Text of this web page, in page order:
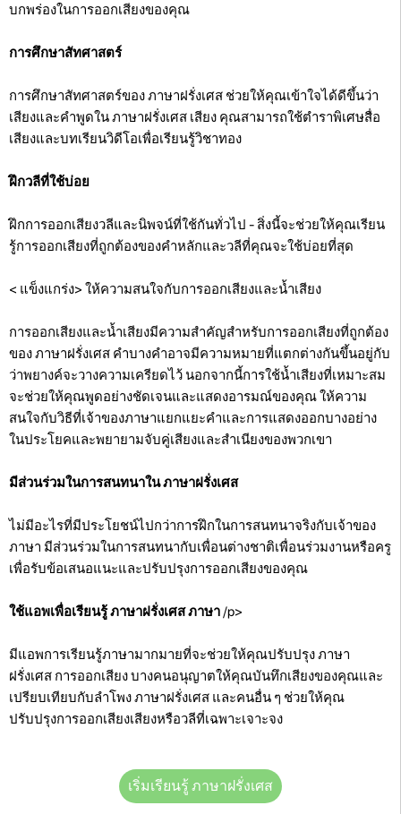
บกพร่องในการออกเสียงของคุณ
การศึกษาสัทศาสตร์
การศึกษาสัทศาสตร์ของ ภาษาฝรั่งเศส ช่วยให้คุณเข้าใจได้ดีขึ้นว่า
เสียงและคำพูดใน ภาษาฝรั่งเศส เสียง คุณสามารถใช้ตำราพิเศษสื่อ
เสียงและบทเรียนวิดีโอเพื่อเรียนรู้วิชาทอง
ฝึกวลีที่ใช้บ่อย
ฝึกการออกเสียงวลีและนิพจน์ที่ใช้กันทั่วไป - สิ่งนี้จะช่วยให้คุณเรียน
รู้การออกเสียงที่ถูกต้องของคำหลักและวลีที่คุณจะใช้บ่อยที่สุด
< แข็งแกร่ง> ให้ความสนใจกับการออกเสียงและน้ำเสียง
การออกเสียงและน้ำเสียงมีความสำคัญสำหรับการออกเสียงที่ถูกต้อง
ของ ภาษาฝรั่งเศส คำบางคำอาจมีความหมายที่แตกต่างกันขึ้นอยู่กับ
ว่าพยางค์จะวางความเครียดไว้ นอกจากนี้การใช้น้ำเสียงที่เหมาะสม
จะช่วยให้คุณพูดอย่างชัดเจนและแสดงอารมณ์ของคุณ ให้ความ
สนใจกับวิธีที่เจ้าของภาษาแยกแยะคำและการแสดงออกบางอย่าง
ในประโยคและพยายามจับคู่เสียงและสำเนียงของพวกเขา
มีส่วนร่วมในการสนทนาใน ภาษาฝรั่งเศส
ไม่มีอะไรที่มีประโยชน์ไปกว่าการฝึกในการสนทนาจริงกับเจ้าของ
ภาษา มีส่วนร่วมในการสนทนากับเพื่อนต่างชาติเพื่อนร่วมงานหรือครู
เพื่อรับข้อเสนอแนะและปรับปรุงการออกเสียงของคุณ
ใช้แอพเพื่อเรียนรู้ ภาษาฝรั่งเศส ภาษา /p>
มีแอพการเรียนรู้ภาษามากมายที่จะช่วยให้คุณปรับปรุง ภาษา
ฝรั่งเศส การออกเสียง บางคนอนุญาตให้คุณบันทึกเสียงของคุณและ
เปรียบเทียบกับลำโพง ภาษาฝรั่งเศส และคนอื่น ๆ ช่วยให้คุณ
ปรับปรุงการออกเสียงเสียงหรือวลีที่เฉพาะเจาะจง
เริ่มเรียนรู้ ภาษาฝรั่งเศส